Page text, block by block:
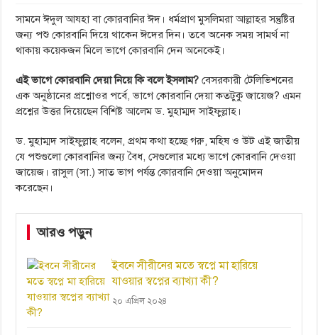
সামনে ঈদুল আযহা বা কোরবানির ঈদ। ধর্মপ্রাণ মুসলিমরা আল্লাহর সন্তুষ্টির
জন্য পশু কোরবানি দিয়ে থাকেন ঈদের দিন। তবে অনেক সময় সামর্থ না
থাকায় কয়েকজন মিলে ভাগে কোরবানি দেন অনেকেই।
এই ভাগে কোরবানি দেয়া নিয়ে কি বলে ইসলাম? বেসরকারী টেলিভিশনের
এক অনুষ্ঠানের প্রশ্নোওর পর্বে, ভাগে কোরবানি দেয়া কতটুকু জায়েজ? এমন
প্রশ্নের উত্তর দিয়েছেন বিশিষ্ট আলেম ড. মুহাম্মদ সাইফুল্লাহ।
ড. মুহাম্মদ সাইফুল্লাহ বলেন, প্রথম কথা হচ্ছে গরু, মহিষ ও উট এই জাতীয়
যে পশুগুলো কোরবানির জন্য বৈধ, সেগুলোর মধ্যে ভাগে কোরবানি দেওয়া
জায়েজ। রাসুল (সা.) সাত ভাগ পর্যন্ত কোরবানি দেওয়া অনুমোদন
করেছেন।
আরও পড়ুন
ইবনে সীরীনের মতে স্বপ্নে মা হারিয়ে
যাওয়ার স্বপ্নের ব্যাখ্যা কী?
২০ এপ্রিল ২০২৪